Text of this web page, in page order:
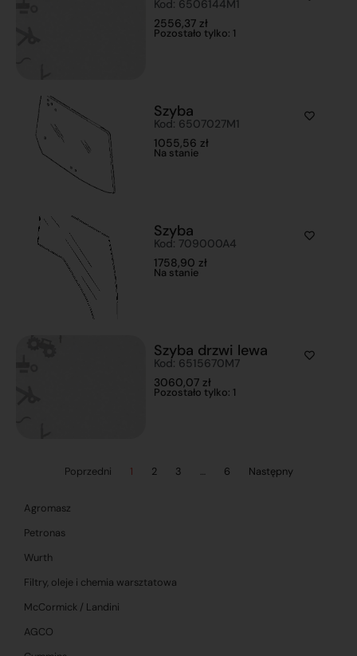
Agromasz
Petronas
Wurth
Filtry, oleje i chemia warsztatowa
McCormick / Landini
AGCO
Kod: 6506144M1
2556,37 zł
Pozostało tylko: 1
Szyba
Kod: 6507027M1
1055,56 zł
Na stanie
Szyba
Kod: 709000A4
1758,90 zł
Na stanie
Szyba drzwi lewa
Kod: 6515670M7
3060,07 zł
Pozostało tylko: 1
Poprzedni 1 2 3 … 6 Następny